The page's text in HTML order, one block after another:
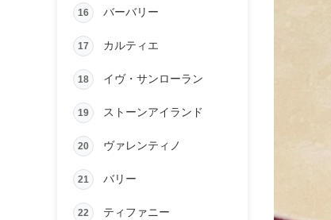
16 バーバリー
17 カルティエ
18 イヴ・サンローラン
19 ストーンアイランド
20 ヴァレンティノ
21 バリー
22 ティファニー